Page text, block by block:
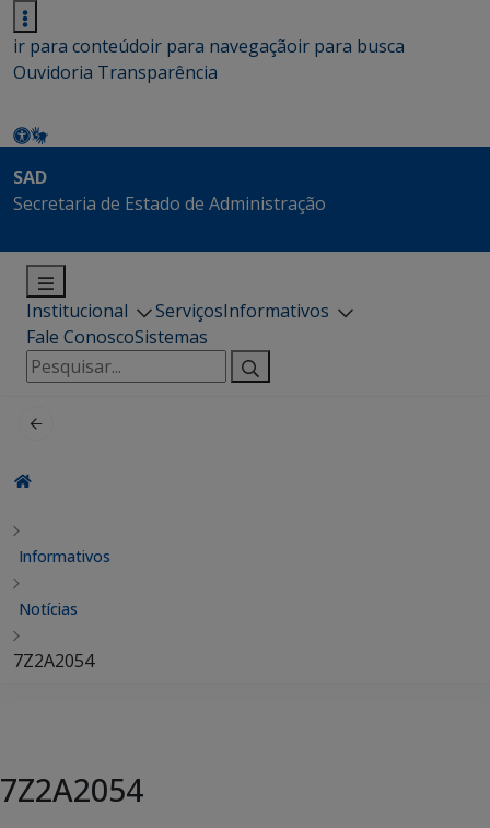
ir para conteúdoir para navegaçãoir para busca
Ouvidoria Transparência
SAD
Secretaria de Estado de Administração
Institucional ServiçosInformativos
Fale ConoscoSistemas
Pesquisar
por:
Informativos
Notícias
7Z2A2054
7Z2A2054